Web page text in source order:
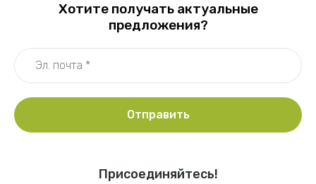
Присоединяйтесь!
Хотите получать актуальные
предложения?
Отправить